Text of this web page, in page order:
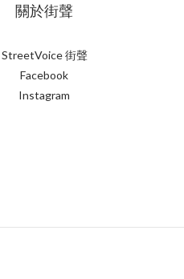
關於街聲
StreetVoice 街聲
Facebook
Instagram